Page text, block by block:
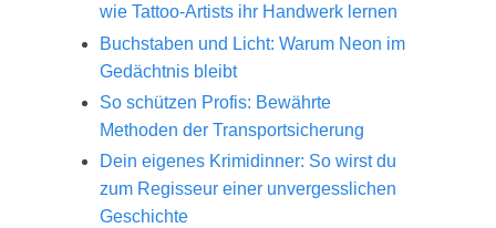
wie Tattoo-Artists ihr Handwerk lernen
Buchstaben und Licht: Warum Neon im
Gedächtnis bleibt
So schützen Profis: Bewährte
Methoden der Transportsicherung
Dein eigenes Krimidinner: So wirst du
zum Regisseur einer unvergesslichen
Geschichte